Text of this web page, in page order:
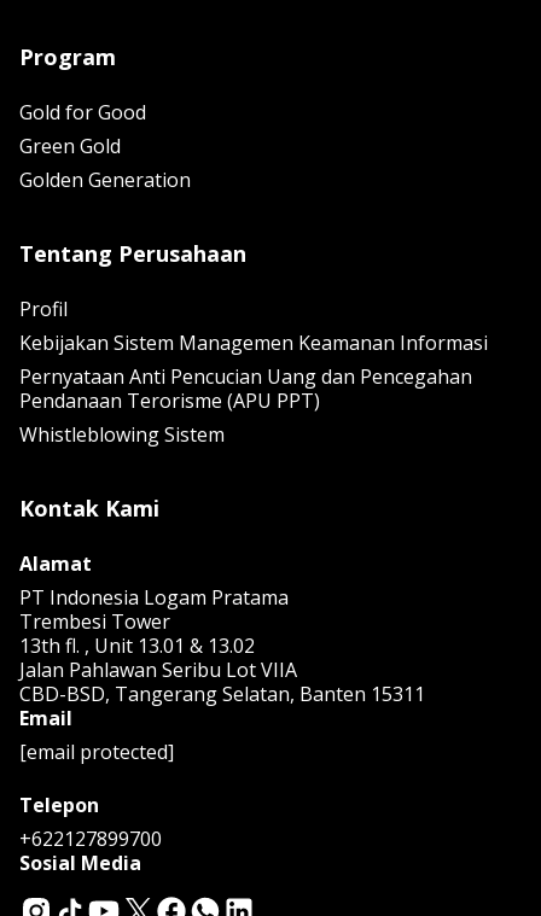
Program
Gold for Good
Green Gold
Golden Generation
Tentang Perusahaan
Profil
Kebijakan Sistem Managemen Keamanan Informasi
Pernyataan Anti Pencucian Uang dan Pencegahan
Pendanaan Terorisme (APU PPT)
Whistleblowing Sistem
Kontak Kami
Alamat
PT Indonesia Logam Pratama
Trembesi Tower
13th fl. , Unit 13.01 & 13.02
Jalan Pahlawan Seribu Lot VIIA
CBD-BSD, Tangerang Selatan, Banten 15311
Email
[email protected]
Telepon
+622127899700
Sosial Media